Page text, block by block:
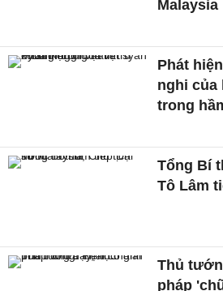
Malaysia
Phát
nghi của
trong
Tổng Bí
Tô Lâm
Thủ
pháp